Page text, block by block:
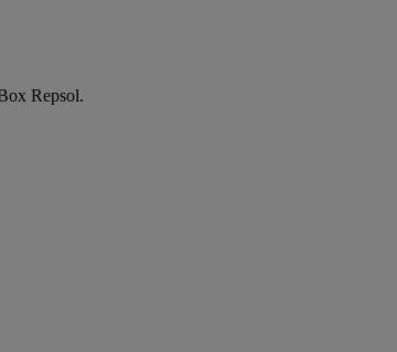
Repsol.